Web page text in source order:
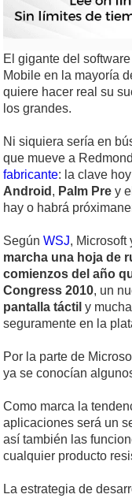
El gigante del
Mobile en la mayoría
quiere hacer real su
los grandes.
Ni siquiera sería en
que mueve a
fabricante: la clave
Android , Palm Pre y
hay o habrá
Según WSJ, Microsoft
marcha una hoja de
comienzos del año
Congress 2010, un
pantalla táctil y
seguramente en la
Por la parte de
ya se conocían
Como marca la
aplicaciones será un
así también las
cualquier producto
La estrategia de